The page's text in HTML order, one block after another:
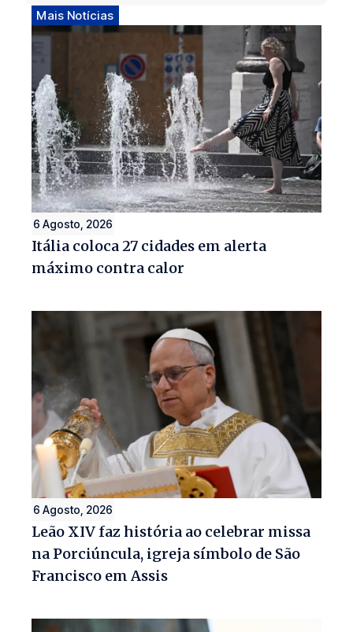
Mais Notícias
6 Agosto, 2026
Itália coloca 27 cidades em alerta
máximo contra calor
6 Agosto, 2026
Leão XIV faz história ao celebrar missa
na Porciúncula, igreja símbolo de São
Francisco em Assis